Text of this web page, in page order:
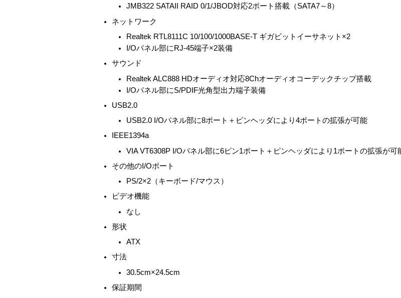
JMB322 SATAII RAID 0/1/JBOD対応2ポート搭載（SATA7～8）
ネットワーク
Realtek RTL8111C 10/100/1000BASE-T ギガビットイーサネット×2
I/Oパネル部にRJ-45端子×2装備
サウンド
Realtek ALC888 HDオーディオ対応8Chオーディオコーデックチップ搭載
I/Oパネル部にS/PDIF光角型出力端子装備
USB2.0
USB2.0 I/Oパネル部に8ポート＋ピンヘッダにより4ポートの拡張が可能
IEEE1394a
VIA VT6308P I/Oパネル部に6ピン1ポート＋ピンヘッダにより1ポートの拡張が可
その他のI/Oポート
PS/2×2（キーボード/マウス）
ビデオ機能
なし
形状
ATX
寸法
30.5cm×24.5cm
保証期間